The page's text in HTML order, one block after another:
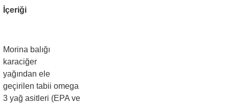
İçeriği
Morina balığı
karaciğer
yağından ele
geçirilen tabii omega
3 yağ asitleri (EPA ve